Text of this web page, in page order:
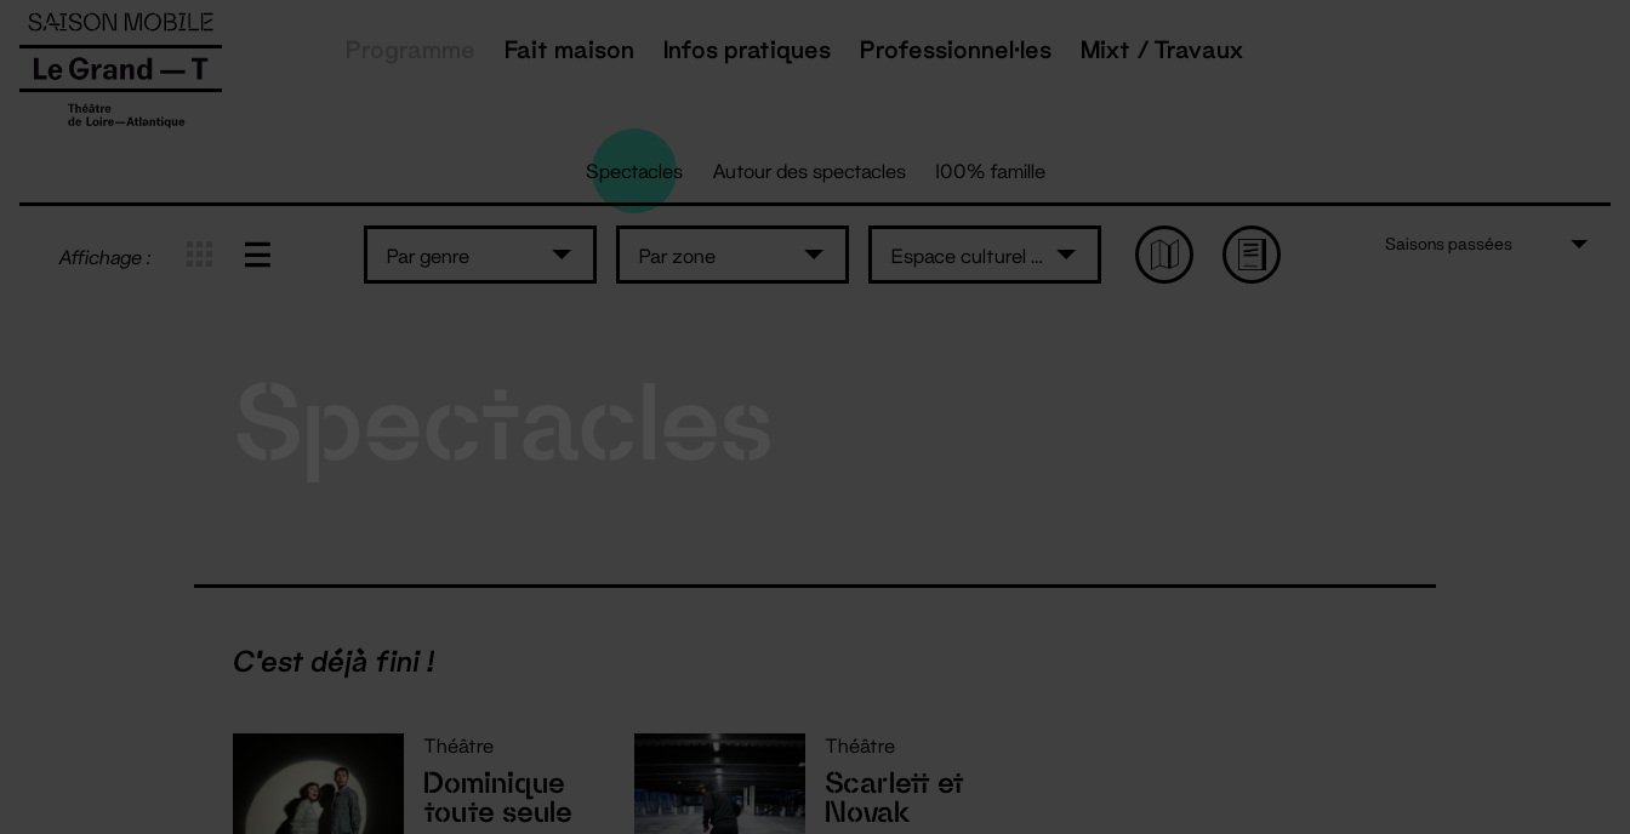
Fait maison Infos pratiques Professionnel·les Mixt / Travaux
Spectacles Autour des spectacles 100% famille
Affichage : Par genre Par zone Espace culturel Le Préambule
Saisons passées
C'est déjà fini !
Théâtre
Dominique
toute seule
Théâtre
Scarlett et
Novak
Panneau de gestion des cookies